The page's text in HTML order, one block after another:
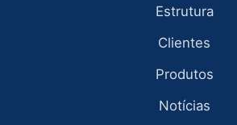
Estrutura
Clientes
Produtos
Notícias